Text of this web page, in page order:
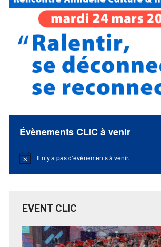
Évènements CLIC à venir
Notice Il n’y a pas d’évènements à venir.
EVENT CLIC